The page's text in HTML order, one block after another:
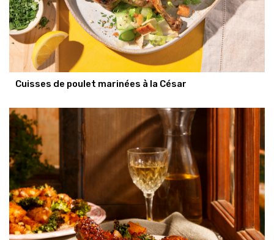
Cuisses de poulet marinées à la César